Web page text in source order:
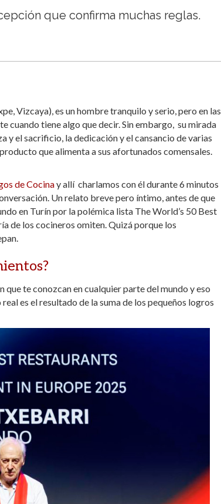
que confirma muchas reglas.
Vizcaya), es un hombre tranquilo y serio, pero en las
cuando tiene algo que decir. Sin embargo, su mirada
y el sacrificio, la dedicación y el cansancio de varias
que alimenta a sus afortunados comensales.
de Cocinay allí charlamos con él durante 6 minutos
Un relato breve pero íntimo, antes de que
en Turín por la polémica lista The World’s 50 Best
de los cocineros omiten. Quizá porque los
que te conozcan en cualquier parte del mundo y eso
es el resultado de la suma de los pequeños logros